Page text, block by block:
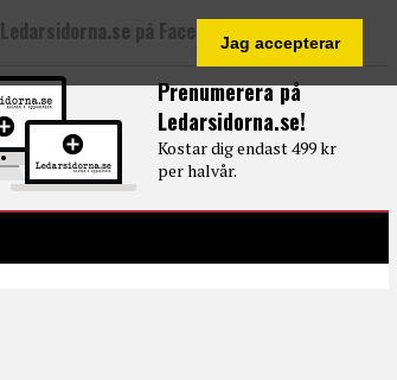
Jag accepterar
Prenumerera på
Ledarsidorna.se!
Kostar dig endast 499 kr
per halvår.
Ledarsidorna.se på Facebook